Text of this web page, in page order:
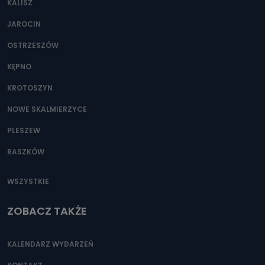
Można to zrobić pod numerem telefonu 62 735-51-05 lub
KALISZ
JAROCIN
OSTRZESZÓW
KĘPNO
KROTOSZYN
NOWE SKALMIERZYCE
PLESZEW
RASZKÓW
WSZYSTKIE
ZOBACZ TAKŻE
KALENDARZ WYDARZEŃ